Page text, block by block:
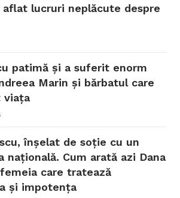
lucruri neplăcute despre
patimă și a suferit enorm
Marin și bărbatul care
viața
înșelat de soție cu un
națională. Cum arată azi Dana
care tratează
și impotența